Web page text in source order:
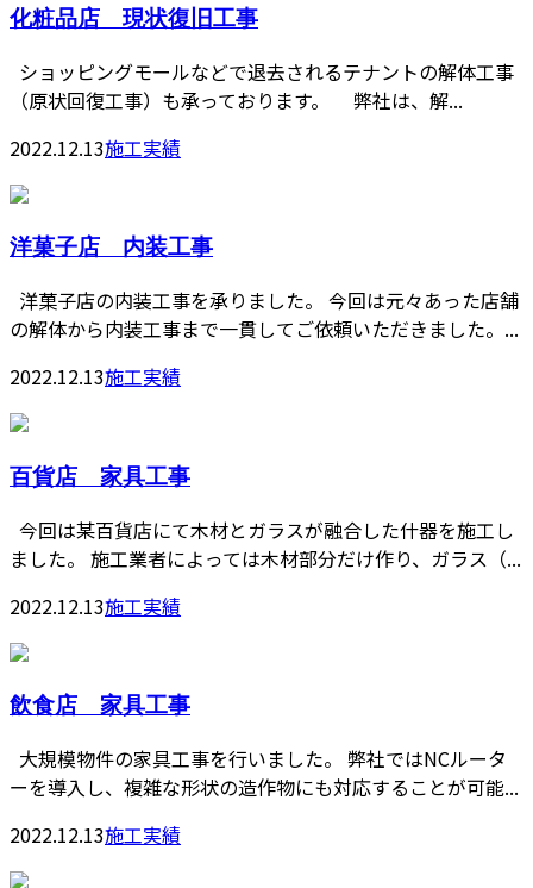
化粧品店 現状復旧工事
ショッピングモールなどで退去されるテナントの解体工事
（原状回復工事）も承っております。 弊社は、解...
2022.12.13施工実績
洋菓子店 内装工事
洋菓子店の内装工事を承りました。 今回は元々あった店舗
の解体から内装工事まで一貫してご依頼いただきました。...
2022.12.13施工実績
百貨店 家具工事
今回は某百貨店にて木材とガラスが融合した什器を施工し
ました。 施工業者によっては木材部分だけ作り、ガラス（...
2022.12.13施工実績
飲食店 家具工事
大規模物件の家具工事を行いました。 弊社ではNCルータ
ーを導入し、複雑な形状の造作物にも対応することが可能...
2022.12.13施工実績